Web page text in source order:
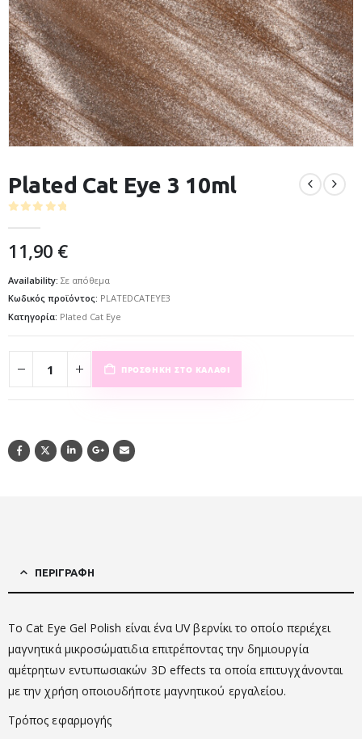
Plated Cat Eye 3 10ml
11,90 €
Availability: Σε απόθεμα
Κωδικός προϊόντος: PLATEDCATEYE3
Κατηγορία: Plated Cat Eye
ΠΡΟΣΘΉΚΗ ΣΤΟ ΚΑΛΆΘΙ
ΠΕΡΙΓΡΑΦΉ
Το Cat Eye Gel Polish είναι ένα UV βερνίκι το οποίο περιέχει
μαγνητικά μικροσώματιδια επιτρέποντας την δημιουργία
αμέτρητων εντυπωσιακών 3D effects τα οποία επιτυγχάνονται
με την χρήση οποιουδήποτε μαγνητικού εργαλείου.
Τρόπος εφαρμογής